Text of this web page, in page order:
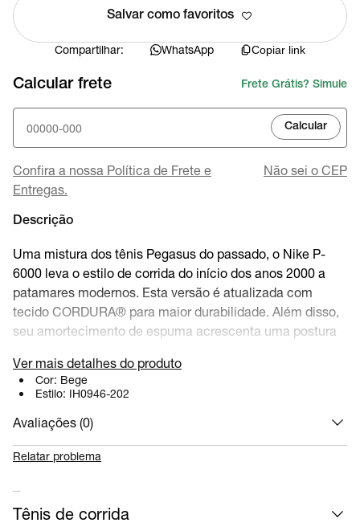
Salvar como favoritos
Compartilhar: WhatsApp Copiar link
Calcular frete Frete Grátis? Simule
Calcular
Confira a nossa Política de Frete e
Entregas.
Não sei o CEP
Descrição
Uma mistura dos tênis Pegasus do passado, o Nike P-
6000 leva o estilo de corrida do início dos anos 2000 a
patamares modernos. Esta versão é atualizada com
tecido CORDURA® para maior durabilidade. Além disso,
seu amortecimento de espuma acrescenta uma postura
inacreditável.
SKU:IH0946-202
Ver mais detalhes do produto
Cor: Bege
Estilo: IH0946-202
Avaliações (0)
Relatar problema
Tênis de corrida